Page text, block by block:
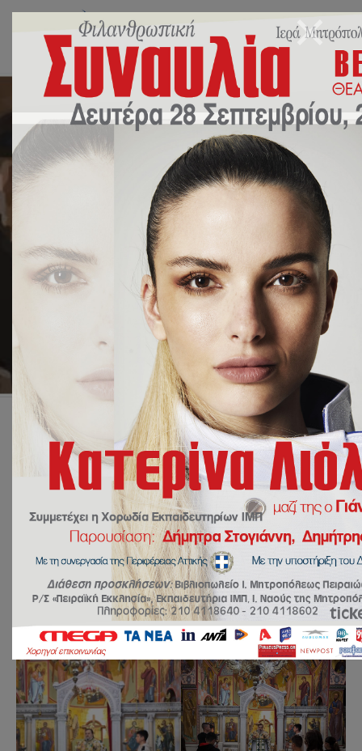
Εκκλησιασμός των
μαθητών Γυμνασίου στον
Ιερό Ναό Αγίου
Χαραλάμπους επ’ αφορμή
της εορτής του Αγίου
Λογγίνου
Χωρίς κατηγορία
Αρχική
Χωρίς κατηγορία
Εκκλησιασμός των μαθητών Γυμνασίου στον Ιερό Ναό Αγίου
Χαραλάμπους επ’ αφορμή της εορτής του Αγίου Λογγίνου